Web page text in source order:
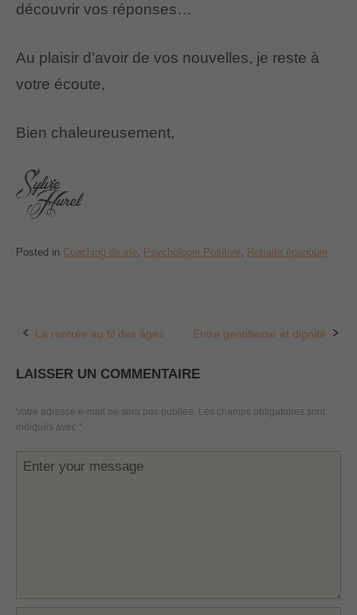
découvrir vos réponses…
Au plaisir d’avoir de vos nouvelles, je reste à
votre écoute,
Bien chaleureusement,
Posted in Coaching de vie Psychologie Positive Retraite épanouie
Post
navigation
La rentrée au fil des âges Entre gentillesse et dignité
LAISSER UN COMMENTAIRE
Votre adresse e-mail ne sera pas publiée. Les champs obligatoires sont
indiqués avec *
Commentaire